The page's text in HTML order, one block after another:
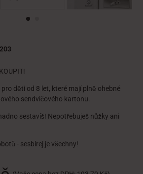
děti od 8 let, které mají plně ohebné
sendvičového kartonu.
sestavíš! Nepotřebuješ nůžky ani
- sesbírej je všechny!